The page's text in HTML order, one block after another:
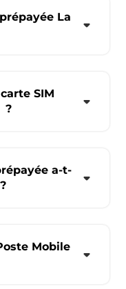
La
SIM
?
a-t-
Mobile